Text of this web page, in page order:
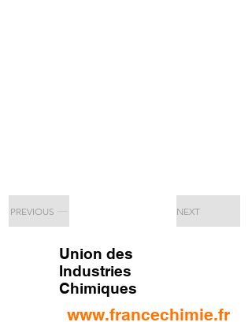
PREVIOUS NEXT
Union des
Industries
Chimiques
www.francechimie.fr